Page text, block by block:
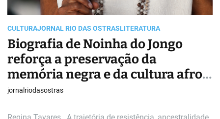
CULTURAJORNAL RIO DAS OSTRASLITERATURA
Biografia de Noinha do Jongo
reforça a preservação da
memória negra e da cultura afro-
brasileira no Rio de Janeiro
jornalriodasostras